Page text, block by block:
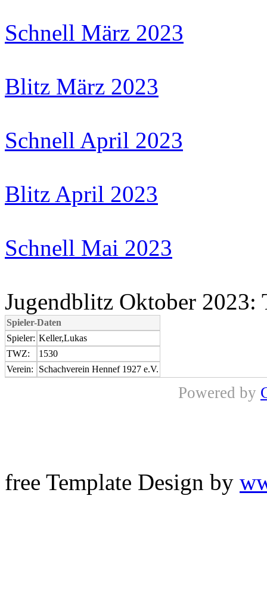
Schnell März 2023
Blitz März 2023
Schnell April 2023
Blitz April 2023
Schnell Mai 2023
Jugendblitz Oktober 2023:
Spieler-Daten
Spieler: Keller,Lukas
TWZ:
1530
Verein:
Schachverein Hennef 1927 e.V.
Powered by
free Template Design by